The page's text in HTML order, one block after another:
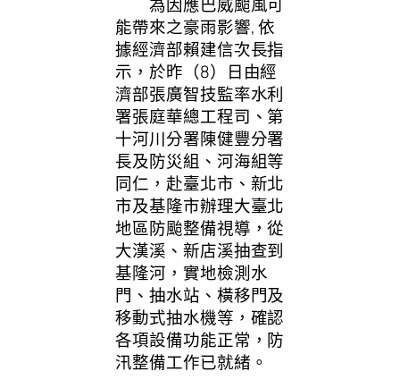
能帶來之豪雨影響, 依
據經濟部賴建信次長指
示，於昨（8）日由經
濟部張廣智技監率水利
署張庭華總工程司、第
十河川分署陳健豐分署
長及防災組、河海組等
同仁，赴臺北市、新北
市及基隆市辦理大臺北
地區防颱整備視導，從
大漢溪、新店溪抽查到
基隆河，實地檢測水
門、抽水站、橫移門及
移動式抽水機等，確認
各項設備功能正常，防
汛整備工作已就緒。